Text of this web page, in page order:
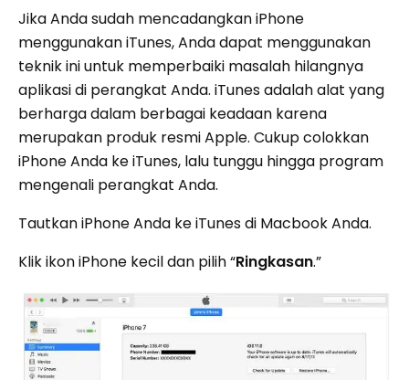
Jika Anda sudah mencadangkan iPhone
menggunakan iTunes, Anda dapat menggunakan
teknik ini untuk memperbaiki masalah hilangnya
aplikasi di perangkat Anda. iTunes adalah alat yang
berharga dalam berbagai keadaan karena
merupakan produk resmi Apple. Cukup colokkan
iPhone Anda ke iTunes, lalu tunggu hingga program
mengenali perangkat Anda.
Tautkan iPhone Anda ke iTunes di Macbook Anda.
Klik ikon iPhone kecil dan pilih “Ringkasan.”